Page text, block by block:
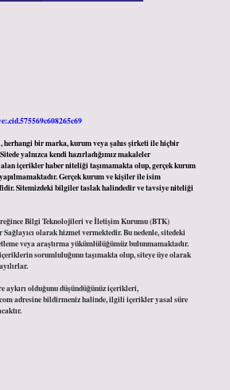
herhangi bir marka, kurum veya şahıs şirketi ile hiçbir
yalnızca kendi hazırladığımız makaleler
içerikler haber niteliği taşımamakta olup, gerçek kurum
Gerçek kurum ve kişiler ile isim
Sitemizdeki bilgiler taslak halindedir ve tavsiye niteliği
Bilgi Teknolojileri ve İletişim Kurumu (BTK)
olarak hizmet vermektedir. Bu nedenle, sitedeki
veya araştırma yükümlülüğümüz bulunmamaktadır.
sorumluluğunu taşımakta olup, siteye üye olarak
aykırı olduğunu düşündüğünüz içerikleri,
adresine bildirmeniz halinde, ilgili içerikler yasal süre